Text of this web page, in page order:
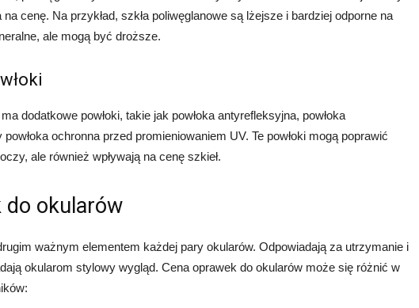
na cenę. Na przykład, szkła poliwęglanowe są lżejsze i bardziej odporne na
ale mogą być droższe.
dodatkowe powłoki, takie jak powłoka antyrefleksyjna, powłoka
ochronna przed promieniowaniem UV. Te powłoki mogą poprawić
ale również wpływają na cenę szkieł.
do okularów
ważnym elementem każdej pary okularów. Odpowiadają za utrzymanie i
okularom stylowy wygląd. Cena oprawek do okularów może się różnić w